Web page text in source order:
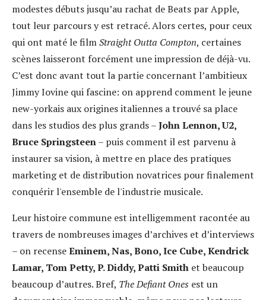
modestes débuts jusqu’au rachat de Beats par Apple,
tout leur parcours y est retracé. Alors certes, pour ceux
qui ont maté le filmStraight Outta Compton, certaines
scènes laisseront forcément une impression de déjà-vu.
C’est donc avant tout la partie concernant l’ambitieux
Jimmy Iovine qui fascine: on apprend comment le jeune
new-yorkais aux origines italiennes a trouvé sa place
dans les studios des plus grands –John Lennon, U2,
Bruce Springsteen– puis comment il est parvenu à
instaurer sa vision, à mettre en place des pratiques
marketing et de distribution novatrices pour finalement
conquérir l'ensemble de l'industrie musicale.
Leur histoire commune est intelligemment racontée au
travers de nombreuses images d’archives et d’interviews
– on recenseEminem, Nas, Bono, Ice Cube, Kendrick
Lamar, Tom Petty, P. Diddy, Patti Smith et beaucoup
beaucoup d’autres. Bref, The Defiant Ones est un